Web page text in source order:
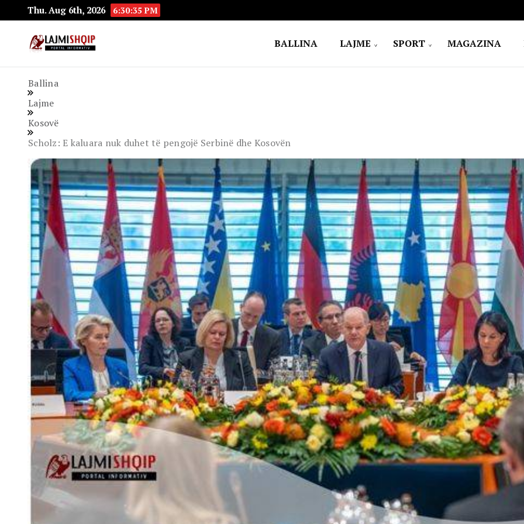
Thu. Aug 6th, 2026 6:30:37 PM
BALLINA LAJME SPORT MAGAZINA
Ballina
Lajme
Kosovë
Scholz: E kaluara nuk duhet të pengojë Serbinë dhe Kosovën